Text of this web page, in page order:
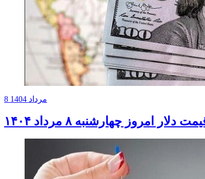
8 مرداد 1404
دلار امروز چهارشنبه ۸ مرداد ۱۴۰۴